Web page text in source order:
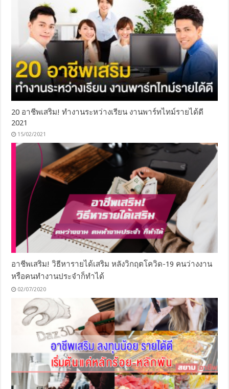
20 อาชีพเสริม! ทำงานระหว่างเรียน งานพาร์ทไทม์รายได้ดี
2021
15/02/2021
อาชีพเสริม! วิธีหารายได้เสริม หลังวิกฤตโควิด-19 คนว่างงาน
หรือคนทำงานประจำก็ทำได้
02/07/2020